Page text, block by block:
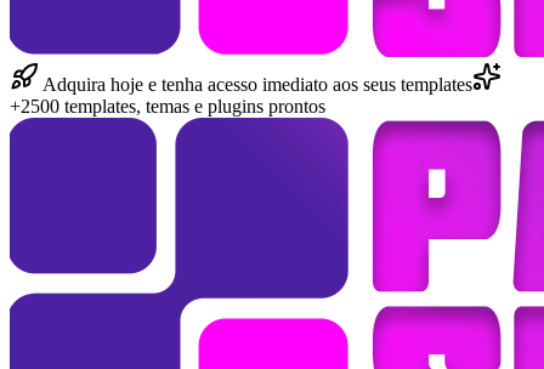
Adquira hoje e tenha acesso imediato aos seus templates
+2500 templates, temas e plugins prontos